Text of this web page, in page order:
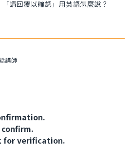
請回覆以確認」用英語怎麼說？
講師
confirm.
for verification.